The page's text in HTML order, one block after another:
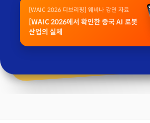
[WAIC 2026 디브리핑] 웨비나 강연 자료
[WAIC 2026에서 확인한 중국 AI 로봇
산업의 실체